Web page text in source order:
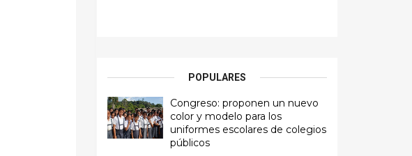
POPULARES
Congreso: proponen un nuevo
color y modelo para los
uniformes escolares de colegios
públicos